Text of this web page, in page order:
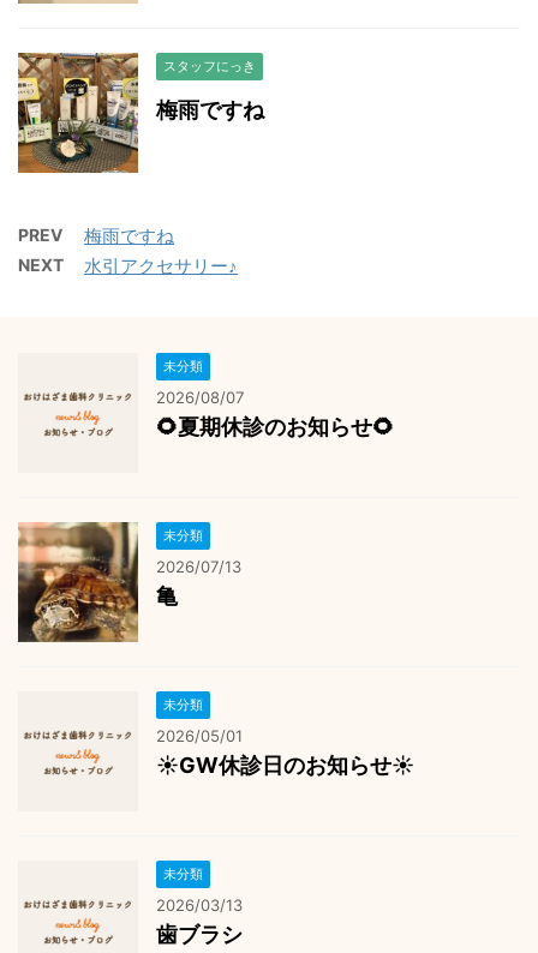
スタッフにっき
梅雨ですね
PREV 梅雨ですね
NEXT 水引アクセサリー♪
未分類
2026/08/07
🌻夏期休診のお知らせ🌻
未分類
2026/07/13
亀
未分類
2026/05/01
☀️GW休診日のお知らせ☀️
未分類
2026/03/13
歯ブラシ